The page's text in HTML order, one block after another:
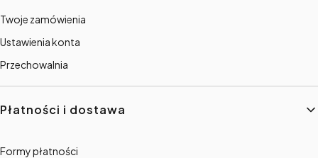
Twoje zamówienia
Ustawienia konta
Przechowalnia
Płatności i dostawa
Formy płatności